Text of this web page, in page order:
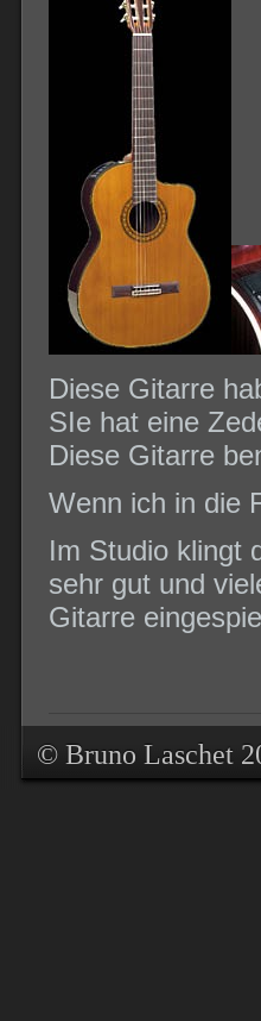
Diese Gitarre
SIe hat eine
Diese Gitarre
Wenn ich in die
Im Studio klingt
sehr gut und
Gitarre
© Bruno Laschet